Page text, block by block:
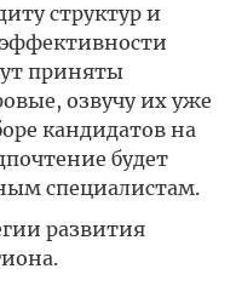
структур и
приняты
озвучу их уже
кандидатов на
будет
специалистам.
развития